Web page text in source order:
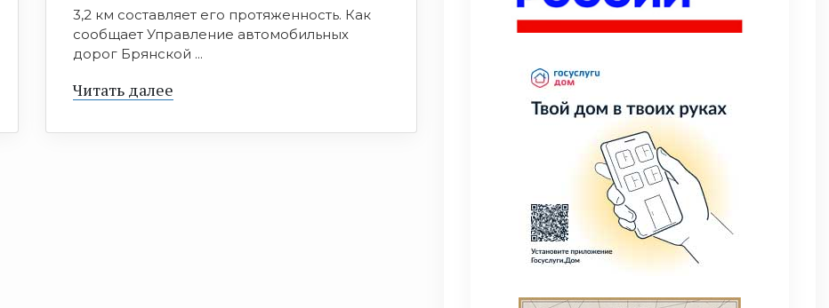
3,2 км составляет его протяженность. Как
сообщает Управление автомобильных
дорог Брянской ...
Читать далее